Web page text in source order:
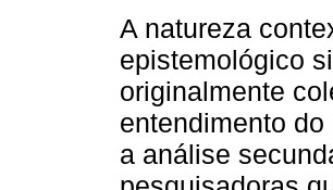
A natureza
epistemológico
originalmente
entendimento
a análise